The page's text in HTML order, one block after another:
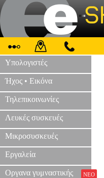
Υπολογιστές
Ήχος • Εικόνα
Τηλεπικοινωνίες
Λευκές συσκευές
Μικροσυσκευές
Εργαλεία
Οργανα γυμναστικής ΝΕΟ